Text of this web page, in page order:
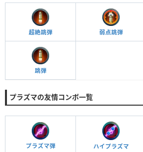
超絶跳弾 弱点跳弾
跳弾
プラズマの友情コンボ一覧
プラズマ弾 ハイプラズマ